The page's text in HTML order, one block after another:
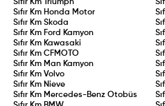
Sıfır Km
Triumph
Sıfır Km Honda Motor
Sıfır KmSkoda
Sıfır Km Ford Kamyon
Sıfır Km Kawasaki
Sıfır KmCFMOTO
Sıfır Km Man Kamyon
Sıfır KmVolvo
Sıfır Km Nieve
Sıfır Km Mercedes-Benz Otobüs